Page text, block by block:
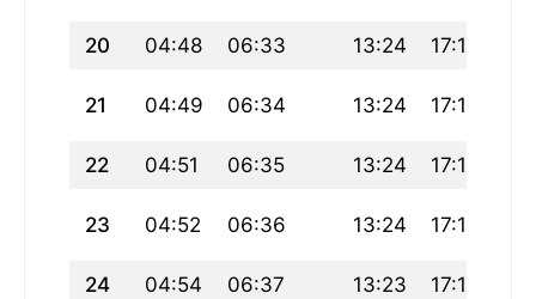
20 04:48 06:33 13:24 17:13
21 04:49 06:34 13:24 17:12
22 04:51 06:35 13:24 17:12
23 04:52 06:36 13:24 17:11
24 04:54 06:37 13:23 17:10